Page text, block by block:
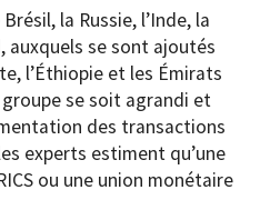
la Russie, l’Inde, la
auxquels se sont ajoutés
l’Éthiopie et les Émirats
se soit agrandi et
des transactions
experts estiment qu’une
ou une union monétaire